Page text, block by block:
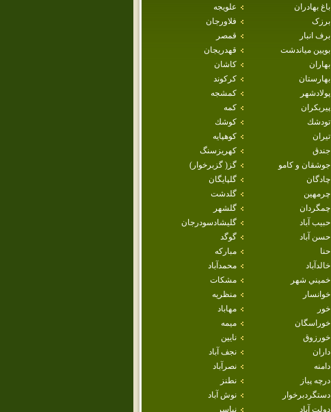
باغ بهادران
علويجه
برزک
فلاورجان
برف انبار
قمصر
بويين مياندشت
قهدريجان
بهاران
كاشان
بهارستان
كركوند
پولادشهر
كمشجه
پيربكران
كمه
تودشك
كوشك
تيران
كوهپايه
جندق
كهريزسنگ
جوشقان و كامو
گز( گزبرخوار)
چادگان
گلپايگان
چرمهين
گلدشت
چمگردان
گلشهر
حبيب آباد
گليشادسودرجان
حسن آباد
گوگد
حنا
مباركه
خالدآباد
محمدآباد
خميني شهر
مشكات
خوانسار
منظريه
خور
مهاباد
خوراسگان
ميمه
خورزوق
نايين
داران
نجف آباد
دامنه
نصرآباد
درچه پياز
نطنز
دستگردبرخوار
نوش آباد
دولت آباد
نياسر